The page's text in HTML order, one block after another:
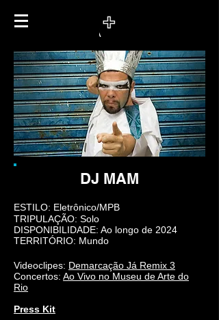
DJ MAM
ESTILO: Eletrônico/MPB
TRIPULAÇÃO: Solo
DISPONIBILIDADE: Ao longo de 2024
TERRITÓRIO: Mundo
Videoclipes: Demarcação Já Remix 3
Concertos: Ao Vivo no Museu de Arte do
Rio
Press Kit